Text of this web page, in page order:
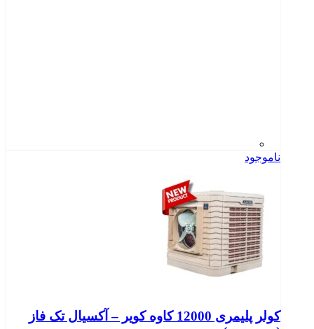
ناموجود
کولر پلیمری 12000 کاوه کویر – آکسیال تک فاز